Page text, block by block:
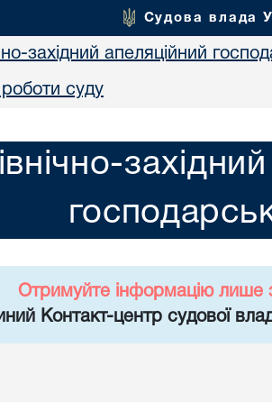
Судова влада
західний апеляційний
роботи суду
Отримуйте інформацію лише
Контакт-центр судової